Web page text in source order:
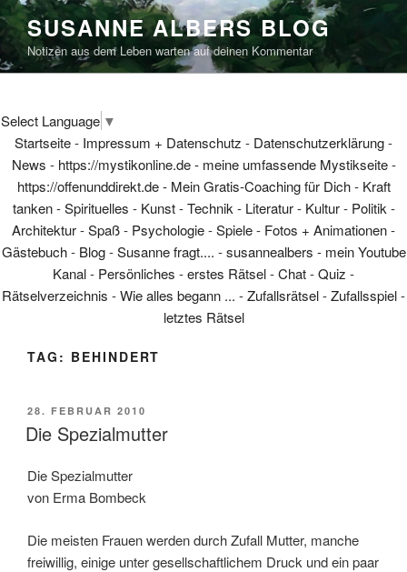
Skip
to
content
SUSANNE ALBERS BLOG
Notizen aus dem Leben warten auf deinen Kommentar
Select Language ▼
Startseite- Impressum + Datenschutz - Datenschutzerklärung-
News - https://mystikonline.de - meine umfassende Mystikseite-
https://offenunddirekt.de - Mein Gratis-Coaching für Dich- Kraft
tanken-Spirituelles - Kunst-Technik - Literatur- Kultur- Politik -
Architektur-Spaß- Psychologie-Spiele- Fotos + Animationen-
Gästebuch- Blog-Susanne fragt.... -susannealbers - mein Youtube
Kanal- Persönliches -erstes Rätsel-Chat-Quiz -
Rätselverzeichnis -Wie alles begann ... -Zufallsrätsel-Zufallsspiel-
letztes Rätsel
TAG: BEHINDERT
POSTED
ON
28. FEBRUAR 2010
Die Spezialmutter
Die Spezialmutter
von Erma Bombeck
Die meisten Frauen werden durch Zufall Mutter, manche
freiwillig, einige unter gesellschaftlichem Druck und ein paar